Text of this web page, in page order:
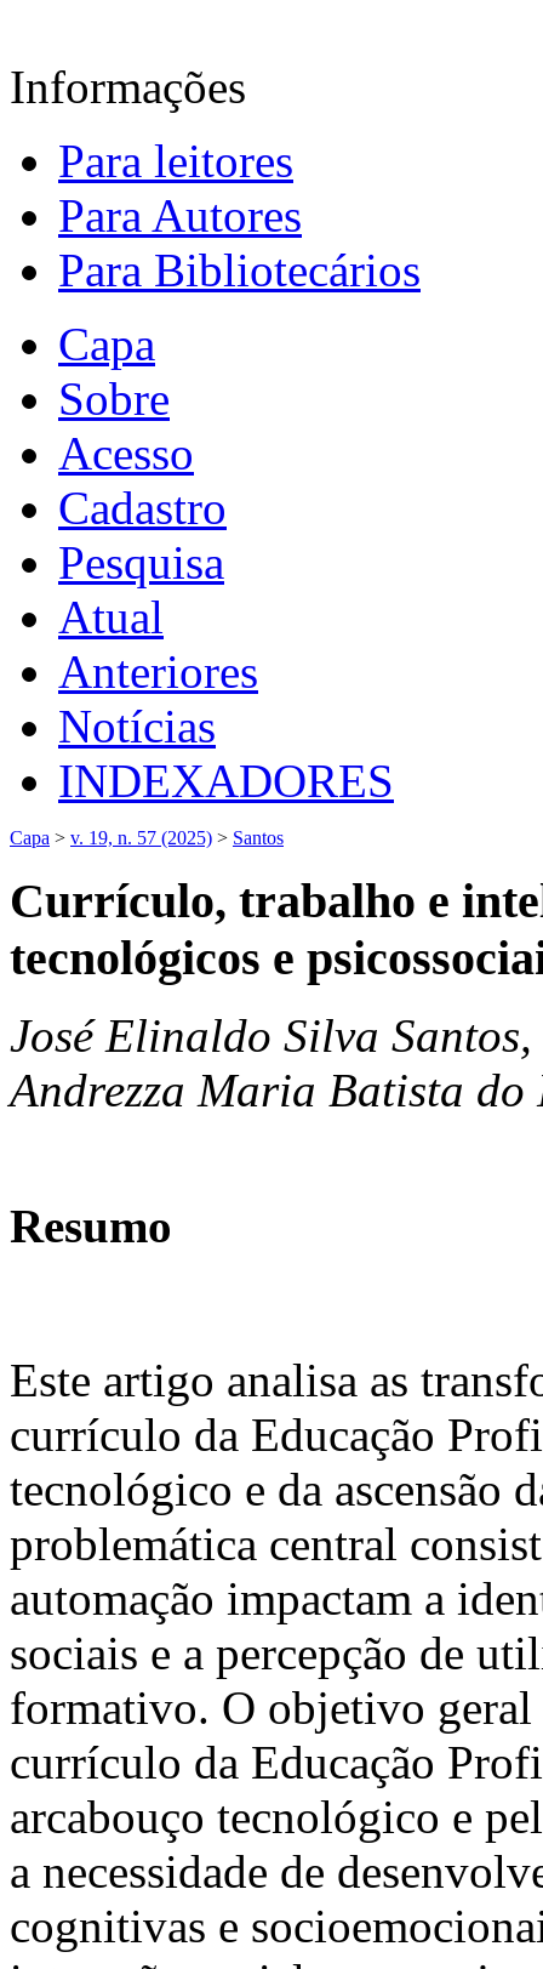
Informações
Para leitores
Para Autores
Para Bibliotecários
Capa
Sobre
Acesso
Cadastro
Pesquisa
Atual
Anteriores
Notícias
INDEXADORES
Capa > v. 19, n. 57 (2025) > Santos
Currículo, trabalho e
tecnológicos e
José Elinaldo Silva
Andrezza Maria Batista do
Resumo
Este artigo analisa as
currículo da Educação
tecnológico e da
problemática central
automação impactam a
sociais e a percepção de
formativo. O objetivo geral
currículo da Educação
arcabouço tecnológico e
a necessidade de
cognitivas e